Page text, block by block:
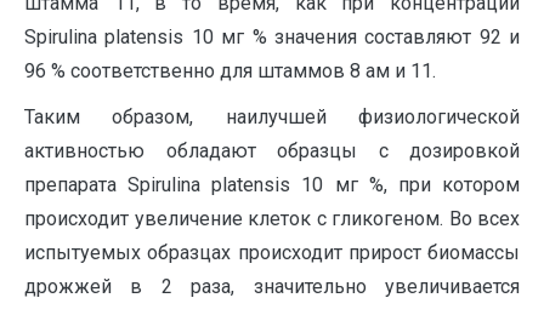
Spirulina platensis 10 мг % значения составляют 92 и
96 % соответственно для штаммов 8 ам и 11.
Таким образом, наилучшей физиологической
активностью обладают образцы с дозировкой
препарата Spirulina platensis 10 мг %, при котором
происходит увеличение клеток с гликогеном. Во всех
испытуемых образцах происходит прирост биомассы
дрожжей в 2 раза, значительно увеличивается